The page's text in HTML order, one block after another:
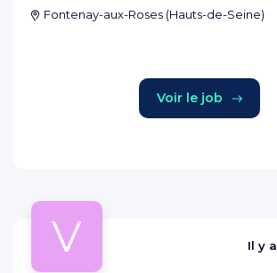
Fontenay-aux-Roses (Hauts-de-Seine)
Voir le job
V Il y a